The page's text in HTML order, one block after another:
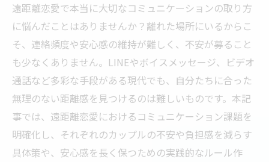
遠距離恋愛で本当に大切なコミュニケーションの取り方
に悩んだことはありませんか？離れた場所にいるからこ
そ、連絡頻度や安心感の維持が難しく、不安が募ること
も少なくありません。LINEやボイスメッセージ、ビデオ
通話など多彩な手段がある現代でも、自分たちに合った
無理のない距離感を見つけるのは難しいものです。本記
事では、遠距離恋愛におけるコミュニケーション課題を
明確化し、それぞれのカップルの不安や負担感を減らす
具体策や、安心感を長く保つための実践的なルール作